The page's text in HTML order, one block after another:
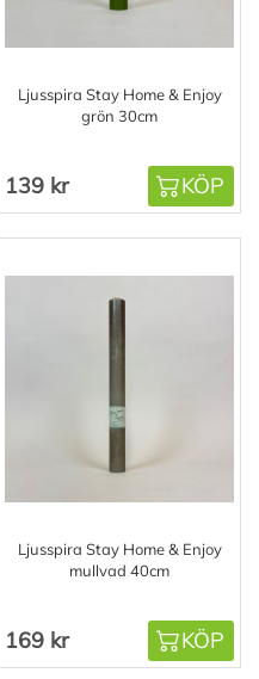
Ljusspira Stay Home & Enjoy
grön 30cm
139 kr KÖP
Ljusspira Stay Home & Enjoy
mullvad 40cm
169 kr KÖP